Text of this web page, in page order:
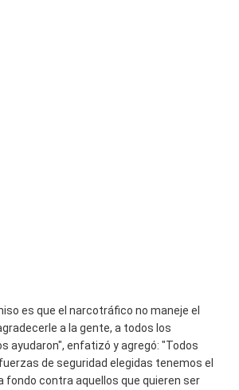
es que el narcotráfico no maneje el
a la gente, a todos los
ayudaron", enfatizó y agregó: "Todos
de seguridad elegidas tenemos el
fondo contra aquellos que quieren ser